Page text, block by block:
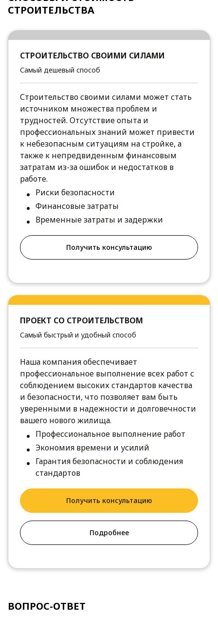
СТРОИТЕЛЬСТВА
СТРОИТЕЛЬСТВО СВОИМИ СИЛАМИ
Самый дешевый способ
Строительство своими силами может стать
источником множества проблем и
трудностей. Отсутствие опыта и
профессиональных знаний может привести
к небезопасным ситуациям на стройке, а
также к непредвиденным финансовым
затратам из-за ошибок и недостатков в
работе.
Риски безопасности
Финансовые затраты
Временные затраты и задержки
Получить консультацию
ПРОЕКТ СО СТРОИТЕЛЬСТВОМ
Самый быстрый и удобный способ
Наша компания обеспечивает
профессиональное выполнение всех работ с
соблюдением высоких стандартов качества
и безопасности, что позволяет вам быть
уверенными в надежности и долговечности
вашего нового жилища.
Профессиональное выполнение работ
Экономия времени и усилий
Гарантия безопасности и соблюдения
стандартов
Получить консультацию
Подробнее
ВОПРОС-ОТВЕТ